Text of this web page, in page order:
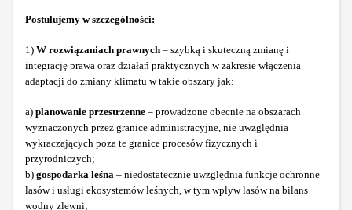
Postulujemy w szczególności:
1) W rozwiązaniach prawnych – szybką i skuteczną zmianę i
integrację prawa oraz działań praktycznych w zakresie włączenia
adaptacji do zmiany klimatu w takie obszary jak:
a) planowanie przestrzenne – prowadzone obecnie na obszarach
wyznaczonych przez granice administracyjne, nie uwzględnia
wykraczających poza te granice procesów fizycznych i
przyrodniczych;
b) gospodarka leśna – niedostatecznie uwzględnia funkcje ochronne
lasów i usługi ekosystemów leśnych, w tym wpływ lasów na bilans
wodny zlewni;